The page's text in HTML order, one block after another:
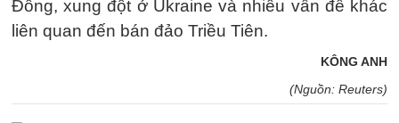
Đông, xung đột ở Ukraine và nhiều vấn đề khác
liên quan đến bán đảo Triều Tiên.
KÔNG ANH
(Nguồn: Reuters)